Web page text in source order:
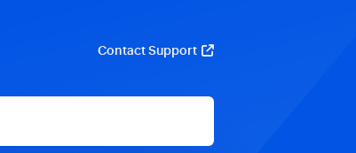
Contact Support